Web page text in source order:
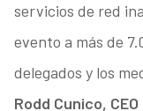
servicios de red
evento a más de
delegados y los
Rodd Cunico,